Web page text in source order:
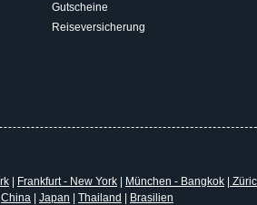
Gutscheine
Reiseversicherung
Frankfurt - New York München - Bangkok
China Japan Thailand Brasilien